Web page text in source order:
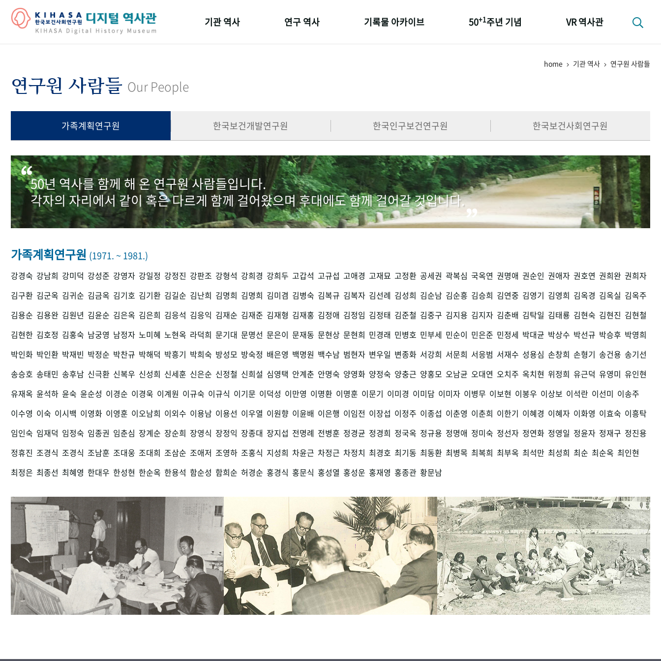
기관 역사 연구 역사 기록물 아카이브 50+1주년 기념
세계와 함께 한 KIHASA
VR 역사관
home 기관 역사 연구원 사람들
연구원 사람들 Our People
가족계획연구원 한국보건개발연구원 한국인구보건연구원 한국보건사회연구원
50년 역사를 함께 해 온 연구원 사람들입니다.
각자의 자리에서 같이 혹은 다르게 함께 걸어왔으며 후대에도 함께 걸어갈 것입니다.
가족계획연구원 (1971. ~ 1981.)
강경숙 강남희 강미덕 강성준 강영자 강일정 강정진 강판조 강형석 강희경 강희두 고갑석 고규섭 고애경 고재묘 고정환 공세권 곽복심 국옥연 권명애 권순인 권애자 권호연 권희완 권희자
김구환 김군옥 김귀순 김금옥 김기호 김기환 김길순 김난희 김명희 김명희 김미겸 김병숙 김복규 김복자 김선례 김성희 김순남 김순흥 김승희 김연중 김영기 김영희 김옥경 김옥실 김옥주
김용순 김용완 김원년 김윤순 김은옥 김은희 김응석 김응익 김재순 김재준 김재형 김재홍 김정애 김정임 김정태 김준철 김중구 김지용 김지자 김춘배 김탁일 김태룡 김현숙 김현진 김현철
김현한 김호정 김홍숙 남궁영 남정자 노미혜 노현옥 라덕희 문기대 문명선 문은이 문재동 문현상 문현희 민경래 민병호 민부세 민순이 민은준 민정세 박대균 박상수 박선규 박승후 박영희
박인화 박인환 박재빈 박정순 박찬규 박해덕 박흥기 박희숙 방성모 방숙정 배은영 백명원 백수남 범현자 변우일 변종화 서강희 서문희 서응범 서재수 성용심 손창희 손형기 송건용 송기선
송승호 송태민 송후남 신극환 신복우 신성희 신세훈 신은순 신정철 신희설 심영택 안계춘 안명숙 양영화 양정숙 양충근 양홍모 오남균 오대연 오치주 옥치현 위정희 유근덕 유영미 유인현
유재옥 윤석하 윤숙 윤순성 이경순 이경욱 이계원 이규숙 이규식 이기문 이덕성 이만영 이명환 이명훈 이문기 이미경 이미담 이미자 이병무 이보현 이봉우 이상보 이석란 이선미 이송주
이수영 이숙 이시백 이영화 이영훈 이오남희 이외수 이용남 이용선 이우열 이원향 이윤배 이은행 이임전 이장섭 이정주 이종섭 이춘영 이춘희 이한기 이혜경 이혜자 이화영 이효숙 이흥탁
임인숙 임재덕 임정숙 임종권 임춘심 장계순 장순희 장영식 장정익 장종대 장지섭 전명례 전병훈 정경균 정경희 정국옥 정규용 정명애 정미숙 정선자 정연화 정영일 정윤자 정재구 정진용
정휴진 조경식 조경식 조남훈 조대웅 조대희 조삼순 조애저 조영하 조홍식 지성희 차윤근 차정근 차정치 최경호 최기동 최동환 최병목 최복희 최부옥 최석만 최성희 최순 최순옥 최인현
최정은 최종선 최혜영 한대우 한성현 한순옥 한용석 함순성 함희순 허경순 홍경식 홍문식 홍성열 홍성운 홍재영 홍종관 황문남